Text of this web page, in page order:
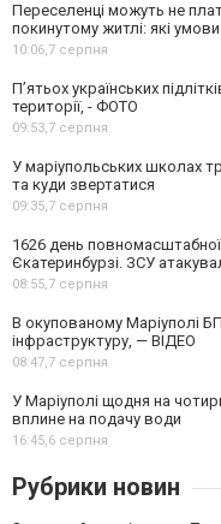
Переселенці можуть не
покинутому житлі: які умови
10:06,7 серпня
П’ятьох українських
території, - ФОТО
09:53,7 серпня
У маріупольських школах
та куди звертатися
09:35,7 серпня
1626 день
Єкатеринбурзі. ЗСУ
08:55,7 серпня
В окупованому Маріуполі
інфраструктуру, — ВІДЕО
08:47,7 серпня
У Маріуполі щодня на
вплине на подачу води
16:45,6 серпня
Рубрики новин